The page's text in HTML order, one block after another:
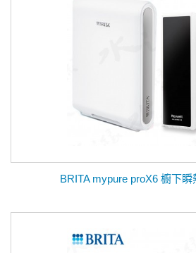
BRITA mypure proX6 櫥下瞬